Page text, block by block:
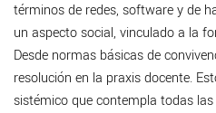
términos de redes, software y de
un aspecto social, vinculado a la
Desde normas básicas de
resolución en la praxis docente.
sistémico que contempla todas